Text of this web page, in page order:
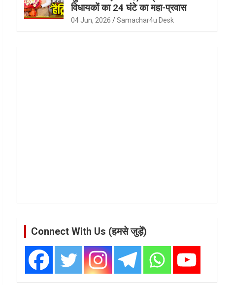
विधायकों का 24 घंटे का महा-प्रवास
04 Jun, 2026 Samachar4u Desk
Connect With Us (हमसे जुड़ें)